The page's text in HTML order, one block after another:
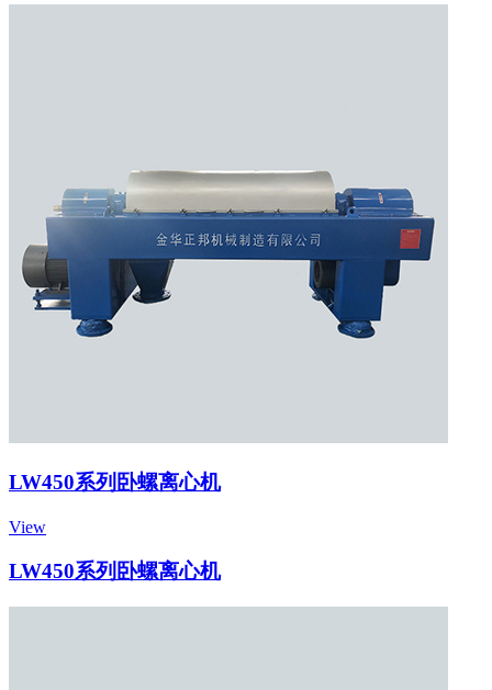
LW450系列卧螺离心机
View
LW450系列卧螺离心机